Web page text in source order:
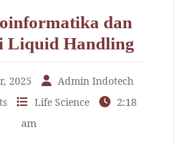
dan
Liquid Handling
2025
Admin Indotech
Life Science
2:18
am